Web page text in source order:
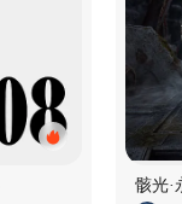
骸光·